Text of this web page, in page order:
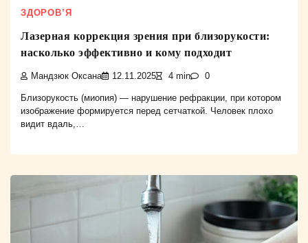
ЗДОРОВ’Я
Лазерная коррекция зрения при близорукости:
насколько эффективно и кому подходит
Мандзюк Оксана 12.11.2025 4 min 0
Близорукость (миопия) — нарушение рефракции, при котором
изображение формируется перед сетчаткой. Человек плохо
видит вдаль,…